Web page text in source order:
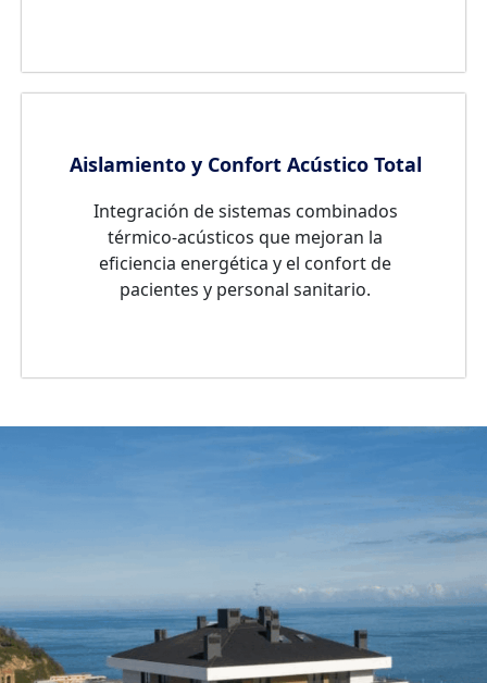
Aislamiento y Confort Acústico Total
Integración de sistemas combinados
térmico-acústicos que mejoran la
eficiencia energética y el confort de
pacientes y personal sanitario.